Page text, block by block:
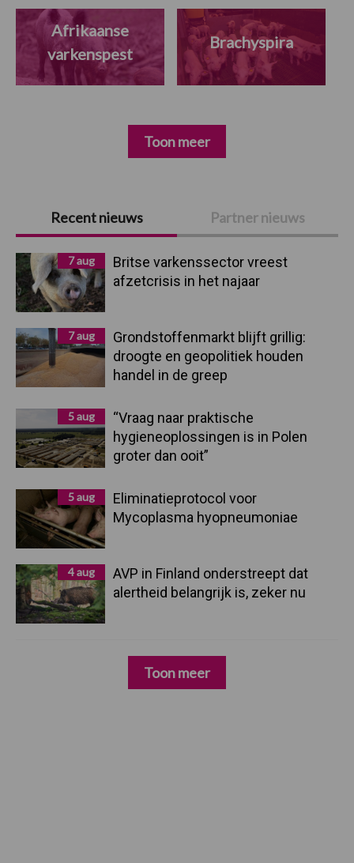
Primaire
Sidebar
Recent nieuws Partner nieuws
7 aug
Britse varkenssector vreest
afzetcrisis in het najaar
7 aug
Grondstoffenmarkt blijft grillig:
droogte en geopolitiek houden
handel in de greep
5 aug
“Vraag naar praktische
hygieneoplossingen is in Polen
groter dan ooit”
5 aug
Eliminatieprotocol voor
Mycoplasma hyopneumoniae
4 aug
AVP in Finland onderstreept dat
alertheid belangrijk is, zeker nu
Toon meer
Afrikaanse
varkenspest
Brachyspira
Toon meer